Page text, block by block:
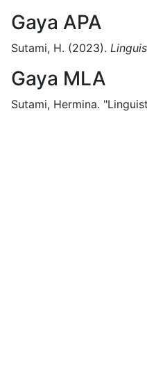
Gaya APA
Sutami, H. (2023).
Gaya MLA
Sutami, Hermina.